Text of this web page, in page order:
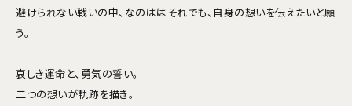
避けられない戦いの中、なのははそれでも、自身の想いを伝えたいと願
う。
哀しき運命と、勇気の誓い。
二つの想いが軌跡を描き。